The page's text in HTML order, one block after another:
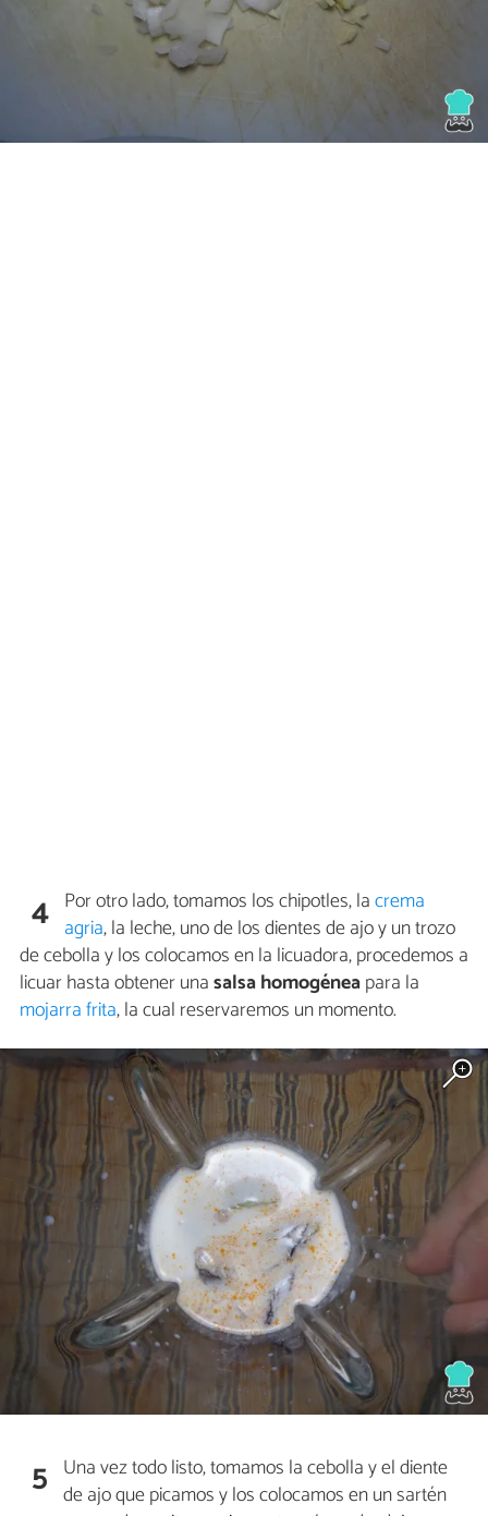
4 Por otro lado, tomamos los chipotles, lacrema
agria, la leche, uno de los dientes de ajo y un trozo
de cebolla y los colocamos en la licuadora, procedemos a
licuar hasta obtener unasalsa homogéneapara la
mojarra frita, la cual reservaremos un momento.
5 Una vez todo listo, tomamos la cebolla y el diente
de ajo que picamos y los colocamos en un sartén